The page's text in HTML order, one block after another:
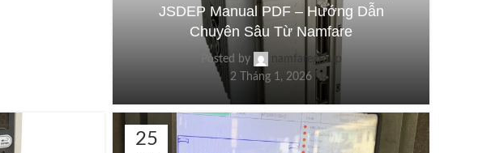
JSDEP Manual PDF – Hướng Dẫn
Chuyên Sâu Từ Namfare
Posted by
namfaregroup
2 Tháng 1, 2026
25